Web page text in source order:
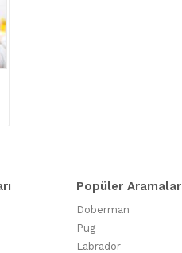
Popüler Aramalar
Doberman
Pug
Labrador